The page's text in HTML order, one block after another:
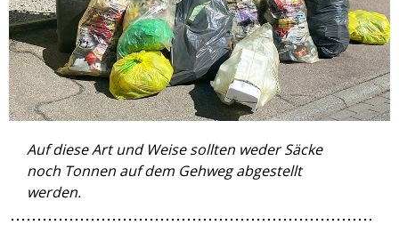
Auf diese Art und Weise sollten weder Säcke
noch Tonnen auf dem Gehweg abgestellt
werden.